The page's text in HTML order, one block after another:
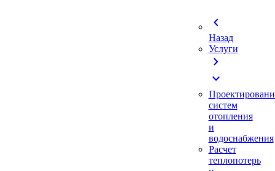
chevron_left
Назад
Услуги
chevron_right
expand_more
систем
отопления
и
водоснабжения
Расчет
теплопотерь